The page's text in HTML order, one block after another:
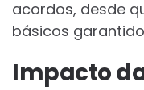
acordos, desde
básicos
Impacto